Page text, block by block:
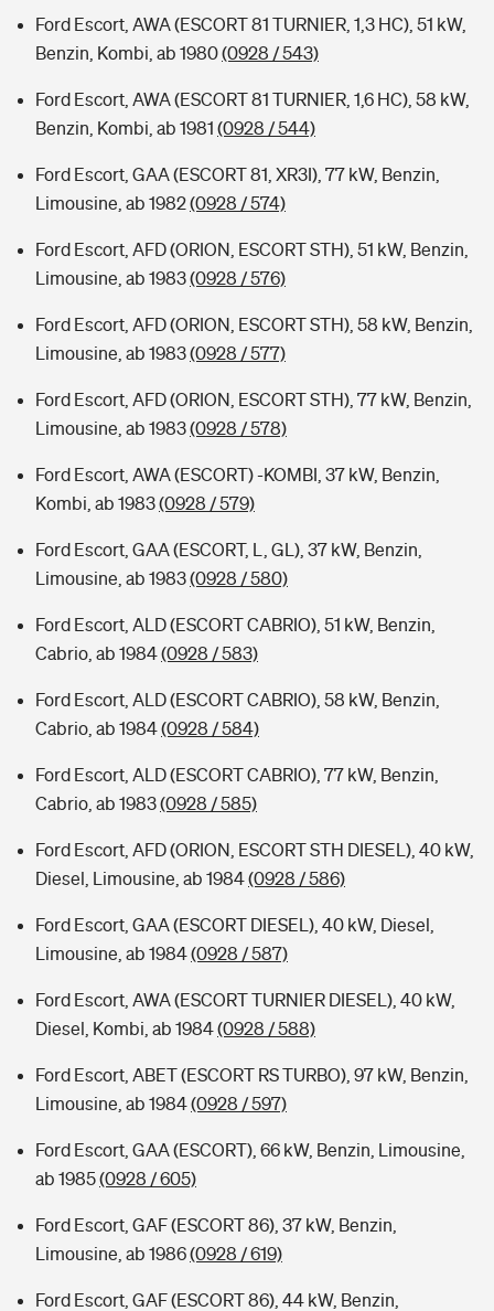
Ford Escort, AWA (ESCORT 81 TURNIER, 1,3 HC), 51 kW,
Benzin, Kombi, ab 1980(0928 / 543)
Ford Escort, AWA (ESCORT 81 TURNIER, 1,6 HC), 58 kW,
Benzin, Kombi, ab 1981 (0928 / 544)
Ford Escort, GAA (ESCORT 81, XR3I), 77 kW, Benzin,
Limousine, ab 1982(0928 / 574)
Ford Escort, AFD (ORION, ESCORT STH), 51 kW, Benzin,
Limousine, ab 1983(0928 / 576)
Ford Escort, AFD (ORION, ESCORT STH), 58 kW, Benzin,
Limousine, ab 1983(0928 / 577)
Ford Escort, AFD (ORION, ESCORT STH), 77 kW, Benzin,
Limousine, ab 1983(0928 / 578)
Ford Escort, AWA (ESCORT) -KOMBI, 37 kW, Benzin,
Kombi, ab 1983(0928 / 579)
Ford Escort, GAA (ESCORT, L, GL), 37 kW, Benzin,
Limousine, ab 1983(0928 / 580)
Ford Escort, ALD (ESCORT CABRIO), 51 kW, Benzin,
Cabrio, ab 1984(0928 / 583)
Ford Escort, ALD (ESCORT CABRIO), 58 kW, Benzin,
Cabrio, ab 1984(0928 / 584)
Ford Escort, ALD (ESCORT CABRIO), 77 kW, Benzin,
Cabrio, ab 1983(0928 / 585)
Ford Escort, AFD (ORION, ESCORT STH DIESEL), 40 kW,
Diesel, Limousine, ab 1984(0928 / 586)
Ford Escort, GAA (ESCORT DIESEL), 40 kW, Diesel,
Limousine, ab 1984(0928 / 587)
Ford Escort, AWA (ESCORT TURNIER DIESEL), 40 kW,
Diesel, Kombi, ab 1984(0928 / 588)
Ford Escort, ABET (ESCORT RS TURBO), 97 kW, Benzin,
Limousine, ab 1984(0928 / 597)
Ford Escort, GAA (ESCORT), 66 kW, Benzin, Limousine,
ab 1985(0928 / 605)
Ford Escort, GAF (ESCORT 86), 37 kW, Benzin,
Limousine, ab 1986(0928 / 619)
Ford Escort, GAF (ESCORT 86), 44 kW, Benzin,